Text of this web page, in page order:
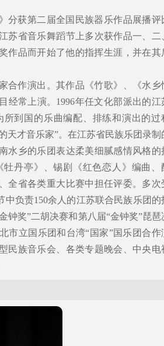
分获第二届全国民族器乐作品展播评
省音乐舞蹈节上多次获作品一、二
作品而开始了他的指挥生涯，并在其
合作演出。其作品《竹歌》、《水乡
经常上演。1996年任文化部派出的江
到国的乐曲编配、排练和演出的过
天才音乐家”。在江苏省民族乐团录制
水乡的乐团表达柔美细腻感情风格的
丹亭》、锡剧《红色恋人》编曲、
全省各类重大比赛中担任评委。多次
负责150余人的江苏联合民族乐团的
钟奖”二胡决赛和第八届“金钟奖”琵琶
市立国乐团和台湾“国家”国乐团合作
民族音乐会、各类专题晚会、中央电